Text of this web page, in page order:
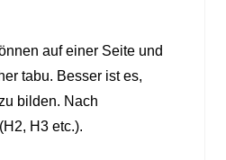
auf einer Seite und
tabu. Besser ist es,
bilden. Nach
H3 etc.).